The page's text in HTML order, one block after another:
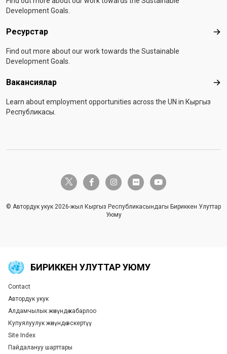
Development Goals.
Ресурстар
Find out more about our work towards the Sustainable
Development Goals.
Вакансиялар
Learn about employment opportunities across the UN in Кыргыз
Республикасы.
twitter-x facebook-finstagramflickr youtube
© Автордук укук 2026-жыл Кыргыз Республикасындагы Бириккен Улуттар
Уюму
БИРИККЕН УЛУТТАР УЮМУ
Global U.N. menu
Contact
Автордук укук
Алдамчылык жөнүндө кабарлоо
Купуялуулук жөнүндө эскертүү
Site Index
Пайдалануу шарттары